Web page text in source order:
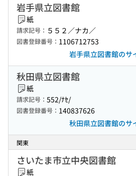
岩手県立図書館
紙
請求記号： ５５２／ナカ／
図書登録番号： 1106712753
岩手県立図書館のサ
秋田県立図書館
紙
請求記号： 552/ﾅｾ/
図書登録番号： 140837626
秋田県立図書館のサ
関東
さいたま市立中央図書館
紙